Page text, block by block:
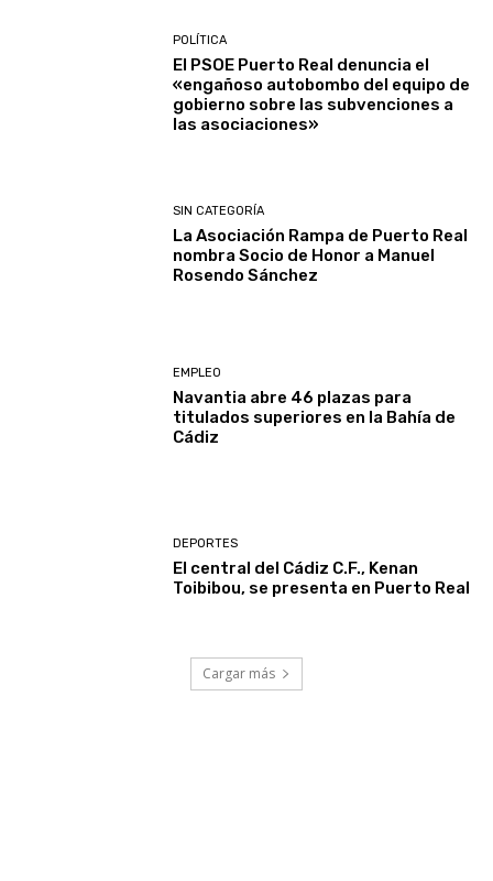
POLÍTICA
El PSOE Puerto Real denuncia el
«engañoso autobombo del equipo de
gobierno sobre las subvenciones a
las asociaciones»
SIN CATEGORÍA
La Asociación Rampa de Puerto Real
nombra Socio de Honor a Manuel
Rosendo Sánchez
EMPLEO
Navantia abre 46 plazas para
titulados superiores en la Bahía de
Cádiz
DEPORTES
El central del Cádiz C.F., Kenan
Toibibou, se presenta en Puerto Real
Cargar más